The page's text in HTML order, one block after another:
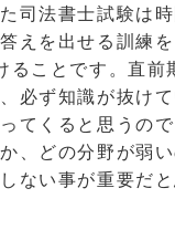
司法書士試験は
えを出せる訓練
ことです。直前
必ず知識が抜け
てくると思うの
、どの分野が弱
ない事が重要だと